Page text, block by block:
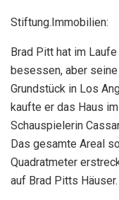
Stiftung.Immobilien:
Brad Pitt hat im
besessen, aber
Grundstück in Los
kaufte er das Haus
Schauspielerin
Das gesamte Areal
Quadratmeter
auf Brad Pitts Häuser.